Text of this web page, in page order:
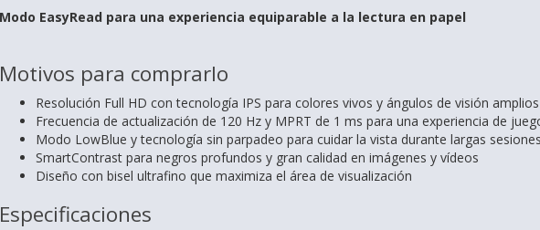
Modo EasyRead para una experiencia equiparable a la lectura en papel
Motivos para comprarlo
Resolución Full HD con tecnología IPS para colores vivos y ángulos de visión amplios
Frecuencia de actualización de 120 Hz y MPRT de 1 ms para una experiencia de
Modo LowBlue y tecnología sin parpadeo para cuidar la vista durante largas sesiones
SmartContrast para negros profundos y gran calidad en imágenes y vídeos
Diseño con bisel ultrafino que maximiza el área de visualización
Especificaciones